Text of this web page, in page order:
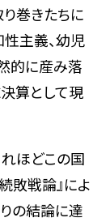
巻きたちに
主義、幼児
的に産み落
算として現
ほどこの国
敗戦論』によ
の結論に達